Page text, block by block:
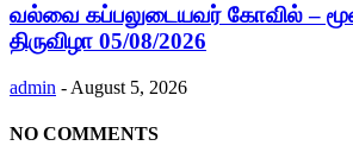
வல்வை கப்பலுடையவர் கோவில் –
திருவிழா 05/08/2026
admin - August 5, 2026
NO COMMENTS